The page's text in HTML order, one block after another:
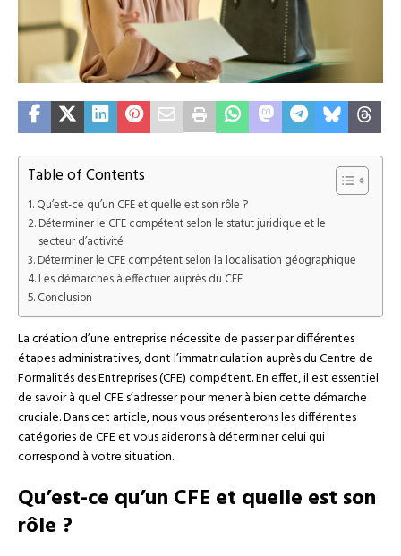
Table of Contents
Qu’est-ce qu’un CFE et quelle est son rôle ?
Déterminer le CFE compétent selon le statut juridique et le
secteur d’activité
Déterminer le CFE compétent selon la localisation géographique
Les démarches à effectuer auprès du CFE
Conclusion
La création d’une entreprise nécessite de passer par différentes
étapes administratives, dont l’immatriculation auprès du Centre de
Formalités des Entreprises (CFE) compétent. En effet, il est essentiel
de savoir à quel CFE s’adresser pour mener à bien cette démarche
cruciale. Dans cet article, nous vous présenterons les différentes
catégories de CFE et vous aiderons à déterminer celui qui
correspond à votre situation.
Qu’est-ce qu’un CFE et quelle est son
rôle ?